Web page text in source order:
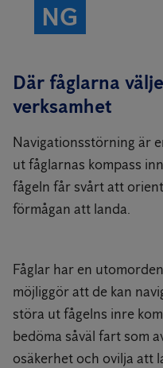
NG
Där fåglarna
verksamhet
Navigationsstörning är
ut fåglarnas kompass
fågeln får svårt att
förmågan att landa.
Fåglar har en
möjliggör att de kan
störa ut fågelns inre
bedöma såväl fart som
osäkerhet och ovilja att